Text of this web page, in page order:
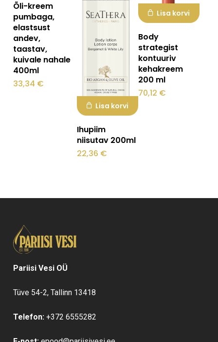
Õli-kreem
pumbaga,
elastsust
andev,
taastav,
kuivale nahale
400ml
33,34 €
Lisa korvi
Ihupiim
niisutav 200ml
22,36 €
Lisa korvi
Body
strategist
kontuuriv
kehakreem
200 ml
70,12 €
Pariisi Vesi OÜ
Tüve 54-2, Tallinn 13418
Telefon: +372 6555282